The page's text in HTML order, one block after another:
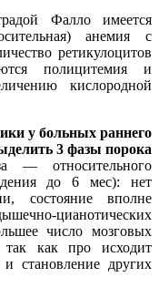
Фалло имеется
анемия с
ретикулоцитов
полицитемия и
кислородной
у больных раннего
3 фазы порока
— относительного
до 6 мес): нет
состояние вполне
цианотических
число мозговых
как про исходит
и становление других